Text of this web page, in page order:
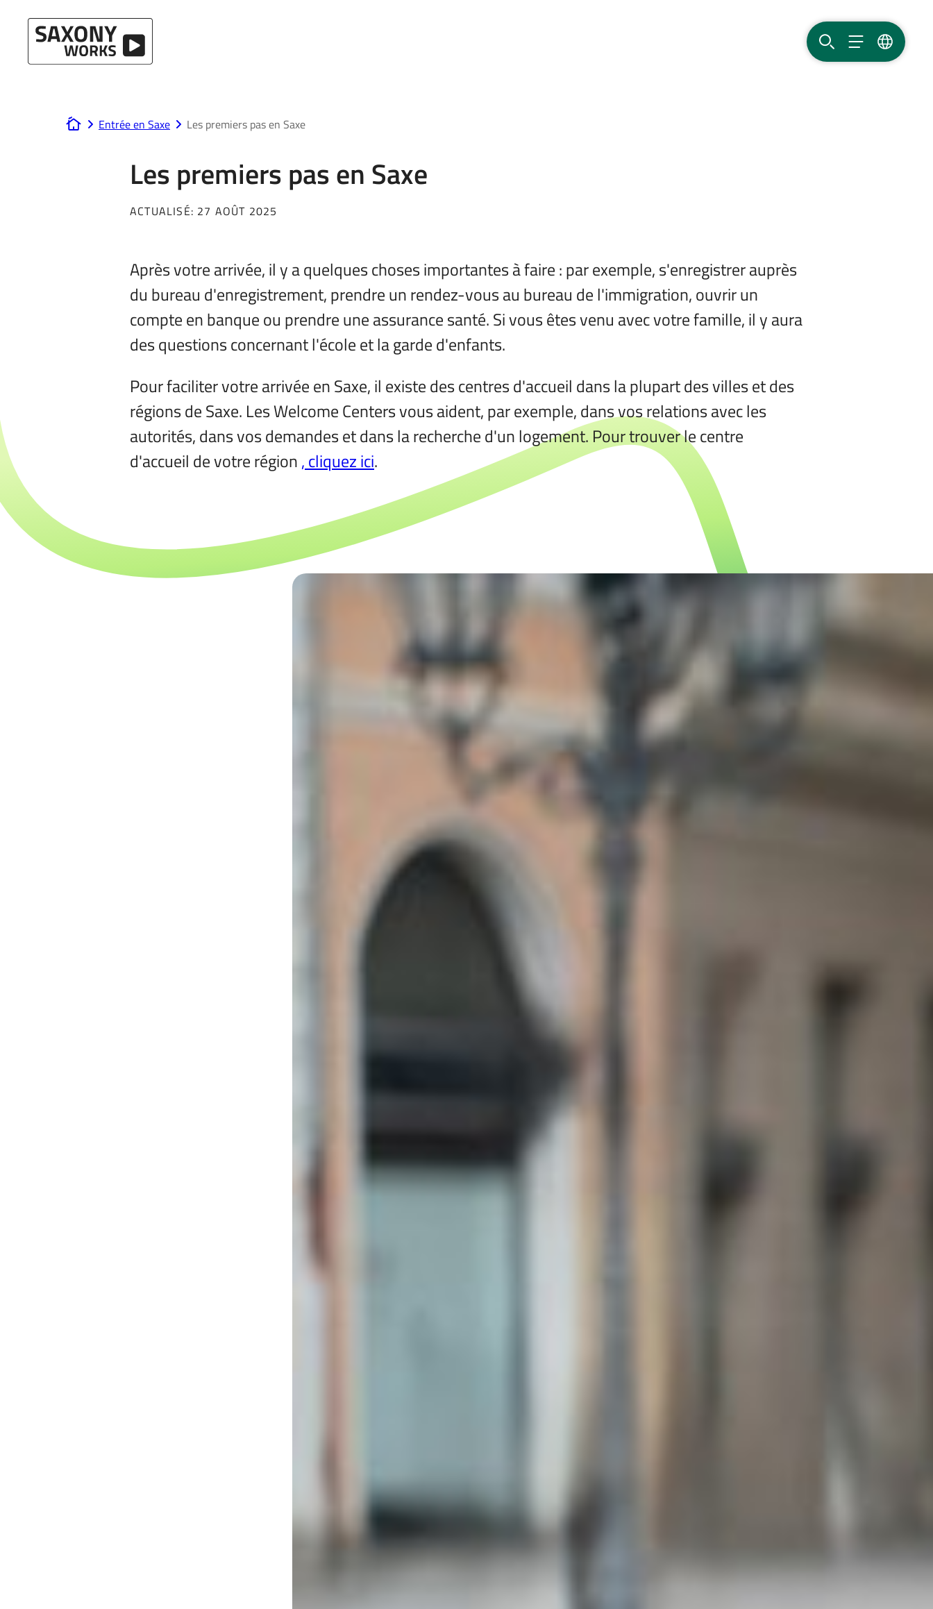
RECHERCHER
MENULANGUE
www.saxony-works.com
Entrée en Saxe Les premiers pas en Saxe
Les premiers pas en Saxe
ACTUALISÉ: 27 AOÛT 2025
Après votre arrivée, il y a quelques choses importantes à faire : par exemple, s'enregistrer auprès
du bureau d'enregistrement, prendre un rendez-vous au bureau de l'immigration, ouvrir un
compte en banque ou prendre une assurance santé. Si vous êtes venu avec votre famille, il y aura
des questions concernant l'école et la garde d'enfants.
Pour faciliter votre arrivée en Saxe, il existe des centres d'accueil dans la plupart des villes et des
régions de Saxe. Les Welcome Centers vous aident, par exemple, dans vos relations avec les
autorités, dans vos demandes et dans la recherche d'un logement. Pour trouver le centre
d'accueil de votre région, cliquez ici.